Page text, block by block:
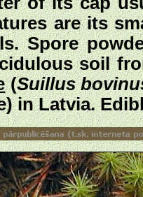
are its
Spore
soil
(Suillus
in Latvia.